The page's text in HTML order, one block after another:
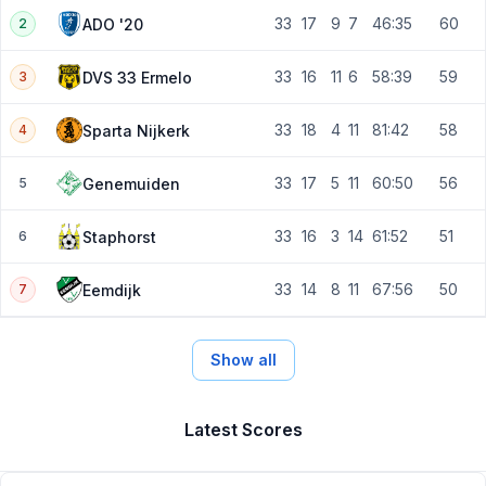
2 ADO '20 33 17 9 7 46:35 60
3 DVS 33 Ermelo 33 16 11 6 58:39 59
4 Sparta Nijkerk 33 18 4 11 81:42 58
5 Genemuiden 33 17 5 11 60:50 56
6 Staphorst 33 16 3 14 61:52 51
7 Eemdijk 33 14 8 11 67:56 50
Show all
Latest Scores